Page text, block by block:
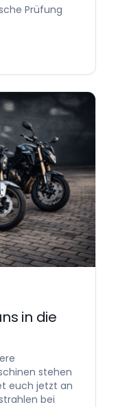
Prüfung
in die
stehen
euch jetzt an
bei